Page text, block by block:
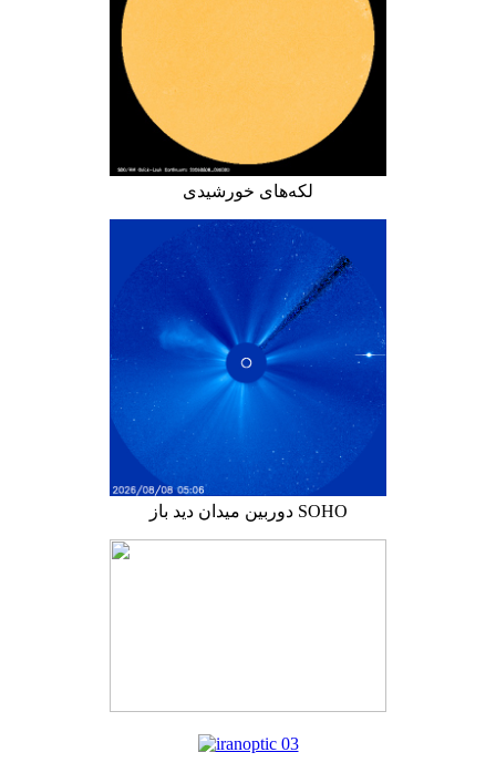
لکه‌های خورشیدی
دوربین میدان دید باز SOHO